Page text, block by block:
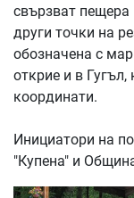
свързват пещера
други точки на
обозначена с
открие и в Гугъл,
координати.
Инициатори на
"Купена" и